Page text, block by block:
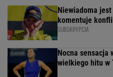
Niewiadoma
komentuje
SUBSKRYPCJA
Nocna sensacja
wielkiego hitu w